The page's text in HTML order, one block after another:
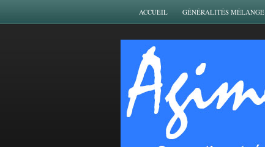
ACCUEIL GÉNÉRALITÉS MÉLANGE